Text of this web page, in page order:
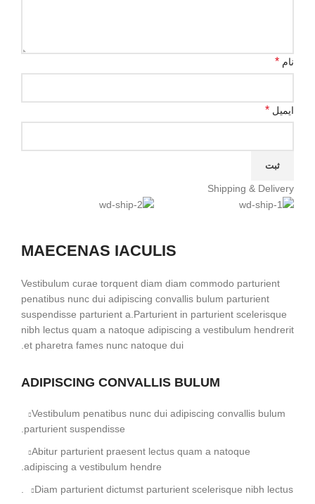
نام *
ایمیل *
Shipping & Delivery
MAECENAS IACULIS
Vestibulum curae torquent diam diam commodo parturient
penatibus nunc dui adipiscing convallis bulum parturient
suspendisse parturient a.Parturient in parturient scelerisque
nibh lectus quam a natoque adipiscing a vestibulum hendrerit
et pharetra fames nunc natoque dui.
ADIPISCING CONVALLIS BULUM
Vestibulum penatibus nunc dui adipiscing convallis bulum
parturient suspendisse.
Abitur parturient praesent lectus quam a natoque
adipiscing a vestibulum hendre.
Diam parturient dictumst parturient scelerisque nibh lectus.